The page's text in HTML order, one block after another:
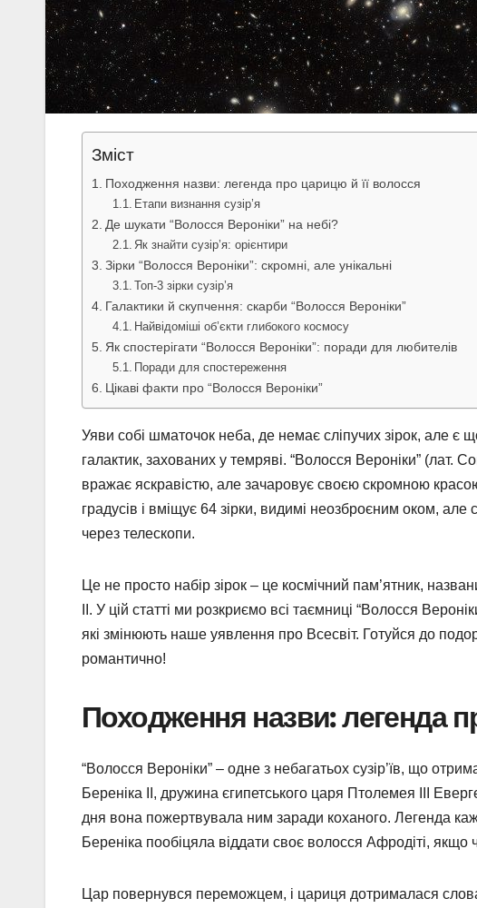
Зміст
Походження назви: легенда про царицю й її волосся
Етапи визнання сузір’я
Де шукати “Волосся Вероніки” на небі?
Як знайти сузір’я: орієнтири
Зірки “Волосся Вероніки”: скромні, але унікальні
Топ-3 зірки сузір’я
Галактики й скупчення: скарби “Волосся Вероніки”
Найвідоміші об’єкти глибокого космосу
Як спостерігати “Волосся Вероніки”: поради для любителів
Поради для спостереження
Цікаві факти про “Волосся Вероніки”
Уяви собі шматочок неба, де немає сліпучих зірок, але є
галактик, захованих у темряві. “Волосся Вероніки” (лат.
вражає яскравістю, але зачаровує своєю скромною
градусів і вміщує 64 зірки, видимі неозброєним оком,
через телескопи.
Це не просто набір зірок – це космічний пам’ятник,
II. У цій статті ми розкриємо всі таємниці “Волосся
які змінюють наше уявлення про Всесвіт. Готуйся до
романтично!
Походження назви: легенда
“Волосся Вероніки” – одне з небагатьох сузір’їв, що
Береніка II, дружина єгипетського царя Птолемея III
дня вона пожертвувала ним заради коханого. Легенда
Береніка пообіцяла віддати своє волосся Афродіті, якщо
Цар повернувся переможцем, і цариця дотрималася